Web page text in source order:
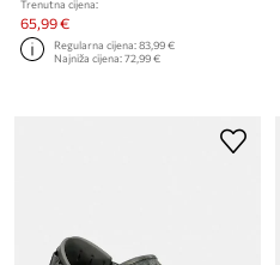
Trenutna cijena:
65,99 €
Regularna cijena:83,99 €
Najniža cijena:72,99 €